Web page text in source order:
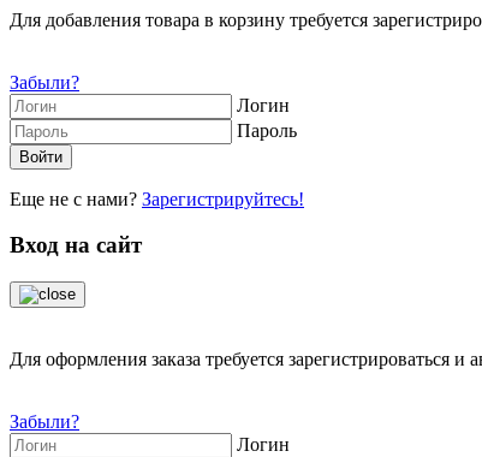
Для добавления товара в корзину требуется
Забыли?
Логин
Пароль
Еще не с нами? Зарегистрируйтесь!
Вход на сайт
Для оформления заказа требуется зарегистрироваться и
Забыли?
Логин